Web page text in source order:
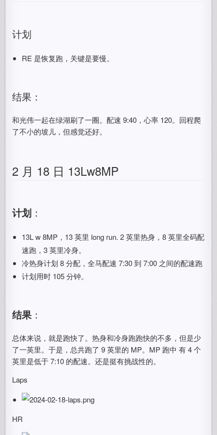
计划
RE 是恢复跑，关键是要慢。
结果：
和光伟一起在绿湖刷了一圈。配速 9:40，心率 120。回程爬
了不小的坡儿，但感觉还好。
2 月 18 日 13Lw8MP
计划 ：
13L w 8MP，13 英里 long run. 2 英里热身，8 英里全码配
速跑，3 英里冷身。
冷热身计划 8 分配，全马配速 7:30 到 7:00 之间的配速跑
计划用时 105 分钟。
结果：
总体来说，就是跑快了。热身和冷身跑跑快的不多，但是少
了一英里。于是，总共跑了 9 英里的 MP。MP 跑中 有 4 个
英里是低于 7:10 的配速。还是挺有挑战性的。
Laps
HR